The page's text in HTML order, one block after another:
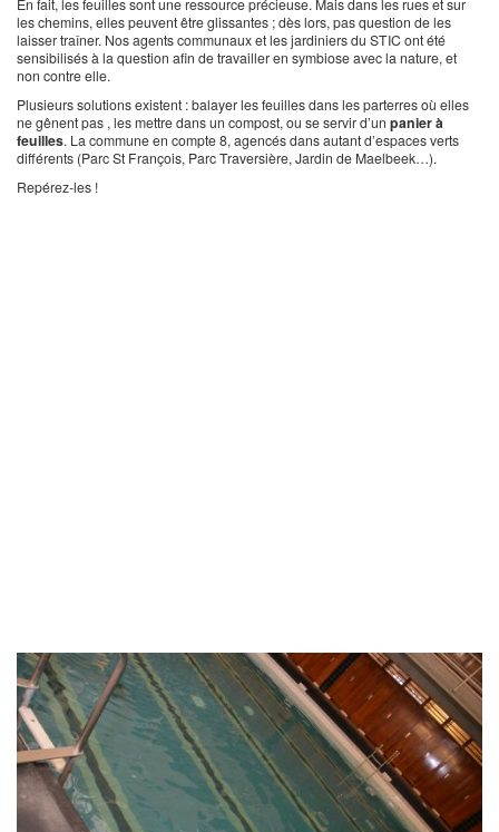
En fait, les feuilles sont une ressource précieuse. Mais dans les rues et sur
les chemins, elles peuvent être glissantes ; dès lors, pas question de les
laisser traîner. Nos agents communaux et les jardiniers du STIC ont été
sensibilisés à la question afin de travailler en symbiose avec la nature, et
non contre elle.
Plusieurs solutions existent : balayer les feuilles dans les parterres où elles
ne gênent pas , les mettre dans un compost, ou se servir d’un panier à
feuilles. La commune en compte 8, agencés dans autant d’espaces verts
différents (Parc St François, Parc Traversière, Jardin de Maelbeek…).
Repérez-les !